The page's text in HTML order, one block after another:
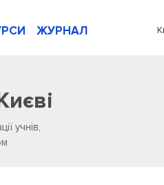
ЖУРНАЛ
учнів,